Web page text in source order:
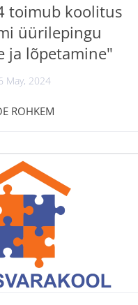
toimub koolitus
üürilepingu
ja lõpetamine"
May, 2024
üürilepingu sõlmimine ja
Tõnu Toompark ja
osalejatele oskuse
vastav üürileping ja
üürilepingu
saad: praktilised
koostamiseks ja
eluruumi üleandmise
ROHKEM